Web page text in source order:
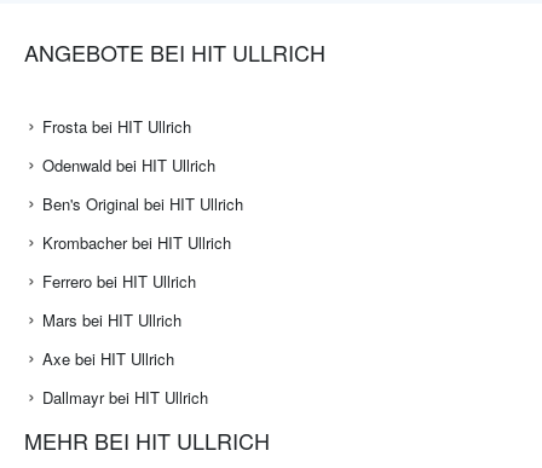
ANGEBOTE BEI HIT ULLRICH
Frosta bei HIT Ullrich
Odenwald bei HIT Ullrich
Ben's Original bei HIT Ullrich
Krombacher bei HIT Ullrich
Ferrero bei HIT Ullrich
Mars bei HIT Ullrich
Axe bei HIT Ullrich
Dallmayr bei HIT Ullrich
MEHR BEI HIT ULLRICH